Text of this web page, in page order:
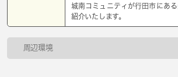
城南コミュニティが行田市にあ
紹介いたします。
周辺環境